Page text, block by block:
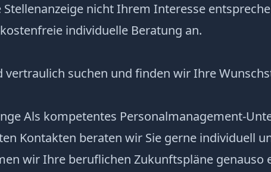
Stellenanzeige nicht Ihrem Interesse
individuelle Beratung an.
vertraulich suchen und finden wir Ihre
Als kompetentes Personalmanagement-
Kontakten beraten wir Sie gerne individuell
wir Ihre beruflichen Zukunftspläne genauso